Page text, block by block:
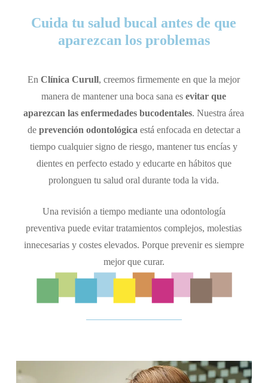
Cuida tu salud bucal antes de que
aparezcan los problemas
EnClínica Curull, creemos firmemente en que la mejor
manera de mantener una boca sana esevitar que
aparezcan las enfermedades bucodentales. Nuestra área
de prevención odontológica está enfocada en detectar a
tiempo cualquier signo de riesgo, mantener tus encías y
dientes en perfecto estado y educarte en hábitos que
prolonguen tu salud oral durante toda la vida.
Una revisión a tiempo mediante una odontología
preventiva puede evitar tratamientos complejos, molestias
innecesarias y costes elevados. Porque prevenir es siempre
mejor que curar.